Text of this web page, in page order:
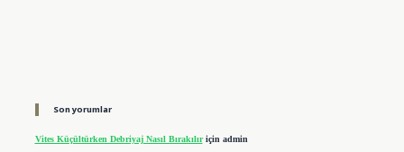
Son yorumlar
Vites Küçültürken Debriyaj Nasıl Bırakılıriçin admin